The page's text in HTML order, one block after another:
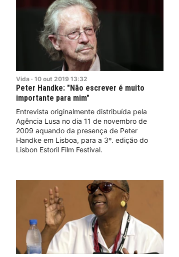
Vida · 10 out 2019 13:32
Peter Handke: "Não escrever é muito
importante para mim"
Entrevista originalmente distribuída pela
Agência Lusa no dia 11 de novembro de
2009 aquando da presença de Peter
Handke em Lisboa, para a 3º. edição do
Lisbon Estoril Film Festival.